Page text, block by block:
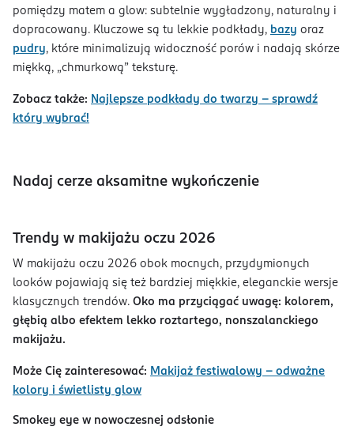
pomiędzy matem a glow: subtelnie wygładzony, naturalny i
dopracowany. Kluczowe są tu lekkie podkłady, bazy oraz
pudry, które minimalizują widoczność porów i nadają skórze
miękką, „chmurkową” teksturę.
Zobacz także: Najlepsze podkłady do twarzy – sprawdź
który wybrać!
Nadaj cerze aksamitne wykończenie
Trendy w makijażu oczu 2026
W makijażu oczu 2026 obok mocnych, przydymionych
looków pojawiają się też bardziej miękkie, eleganckie wersje
klasycznych trendów. Oko ma przyciągać uwagę: kolorem,
głębią albo efektem lekko roztartego, nonszalanckiego
makijażu.
Może Cię zainteresować: Makijaż festiwalowy – odważne
kolory i świetlisty glow
Smokey eye w nowoczesnej odsłonie